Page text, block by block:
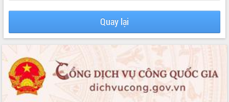
UBND CÁC XÃ, PHƯỜNG
THÔNG TIN CHỈ ĐẠO ĐIỀU HÀNH
VĂN BẢN HĐND TỈNH
ĐIỂM TIN VĂN BẢN
Quay lại